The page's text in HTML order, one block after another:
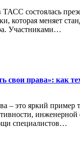
ТАСС состоялась
которая меняет
Участниками…
свои права»: как
– это яркий пример
инженерной
специалистов…